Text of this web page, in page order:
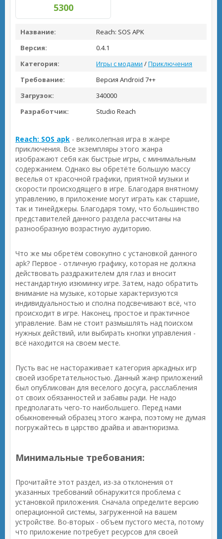
5300
Название:
Reach: SOS APK
Версия:
0.4.1
Категория:
Игры с модами /Приключения
Требование:
Версия Android 7++
Загрузок:
340000
Разработчик:
Studio Reach
Reach: SOS apk - великолепная игра в жанре
приключения. Все экземпляры этого жанра
изображают себя как быстрые игры, с минимальным
содержанием. Однако вы обретёте большую массу
веселья от красочной графики, приятной музыки и
скорости происходящего в игре. Благодаря внятному
управлению, в приложение могут играть как старшие,
так и тинейджеры. Благодаря тому, что большинство
представителей данного раздела рассчитаны на
разнообразную возрастную аудиторию.
Что же мы обретём совокупно с установкой данного
apk? Первое - отличную графику, которая не должна
действовать раздражителем для глаз и вносит
нестандартную изюминку игре. Затем, надо обратить
внимание на музыке, которые характеризуются
индивидуальностью и сполна подсвечивают всё, что
происходит в игре. Наконец, простое и практичное
управление. Вам не стоит размышлять над поиском
нужных действий, или выбирать кнопки управления -
всё находится на своем месте.
Пусть вас не настораживает категория аркадных игр
своей изобретательностью. Данный жанр приложений
был опубликован для веселого досуга, расслабления
от своих обязанностей и забавы ради. Не надо
предполагать чего-то наибольшего. Перед нами
обыкновенный образец этого жанра, поэтому не думая
погружайтесь в царство драйва и авантюризма.
Минимальные требования:
Прочитайте этот раздел, из-за отклонения от
указанных требований обнаружится проблема с
установкой приложения. Сначала определите версию
операционной системы, загруженной на вашем
устройстве. Во-вторых - объем пустого места, потому
что приложение потребует ресурсов для своей